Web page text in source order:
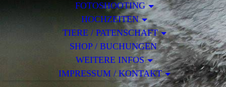
FOTOSHOOTING
HOCHZEITEN
TIERE / PATENSCHAFT
SHOP / BUCHUNGEN
WEITERE INFOS
IMPRESSUM / KONTAKT